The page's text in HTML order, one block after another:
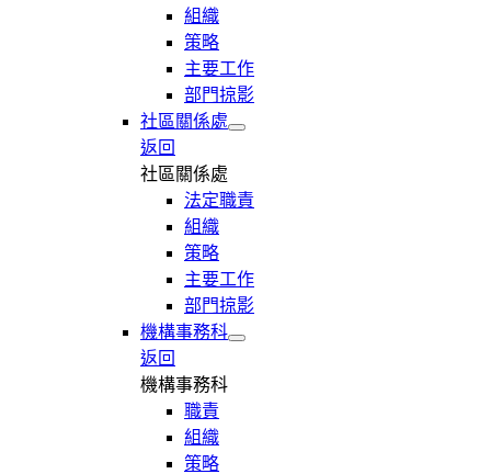
組織
策略
主要工作
部門掠影
社區關係處
返回
社區關係處
法定職責
組織
策略
主要工作
部門掠影
機構事務科
返回
機構事務科
職責
組織
策略